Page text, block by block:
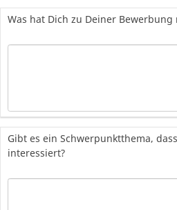
Was hat Dich zu Deiner Bewerbung
Gibt es ein Schwerpunktthema,
interessiert?